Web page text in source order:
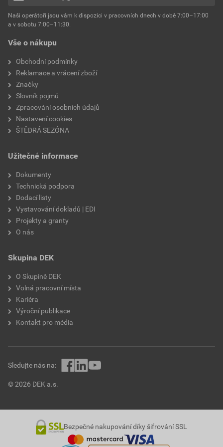
Environmentální prohlášení výrobku
Stáhnout
Velikost
hmotnost 25 kg
typ výrobku
faktor difuzního odporu
Vše o nákupu
Obchodní podmínky
Reklamace a vrácení zboží
Značky
Slovník pojmů
Zpracování osobních údajů
Nastavení cookies
ŠTĚDRÁ SEZÓNA
Užitečné informace
Dokumenty
Technická podpora
Dodací listy
Vystavování dokladů | EDI
Projekty a granty
O nás
Skupina DEK
O Skupině DEK
Volná pracovní místa
Kariéra
Výroční publikace
Kontakt pro média
Naši operátoři jsou vám k dispozici v pracovních dnech v době 7:00–17:00
a v sobotu 7:00–11:30.
© 2026 DEK a.s.
Sledujte nás na:
Bezpečné nakupování díky šifrování SSL